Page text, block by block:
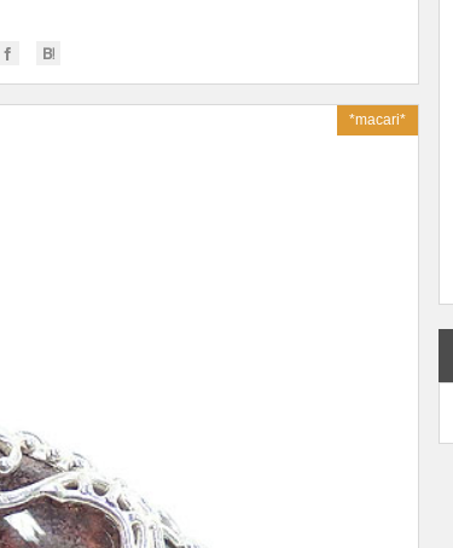
*macari*